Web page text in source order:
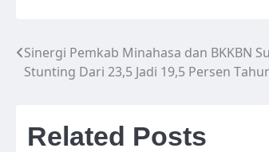
Navigasi
Sinergi Pemkab Minahasa dan BKKBN
Stunting Dari 23,5 Jadi 19,5 Persen
Related Posts